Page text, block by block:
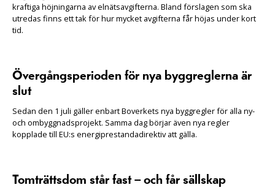
kraftiga höjningarna av elnätsavgifterna. Bland förslagen som ska
utredas finns ett tak för hur mycket avgifterna får höjas under kort
tid.
Övergångsperioden för nya byggreglerna är
slut
Sedan den 1 juli gäller enbart Boverkets nya byggregler för alla ny-
och ombyggnadsprojekt. Samma dag börjar även nya regler
kopplade till EU:s energiprestandadirektiv att gälla.
Tomträttsdom står fast – och får sällskap